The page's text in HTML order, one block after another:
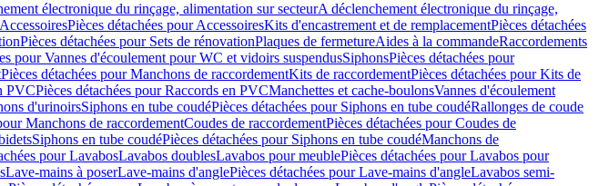
électronique du rinçage, alimentation sur secteurA déclenchement électronique du rinçage,
AccessoiresPièces détachées pour AccessoiresKits d'encastrement et de remplacementPièces détachées
Pièces détachées pour Sets de rénovationPlaques de fermetureAides à la commandeRaccordements
pour Vannes d'écoulement pour WC et vidoirs suspendusSiphonsPièces détachées pour
Pièces détachées pour Manchons de raccordementKits de raccordementPièces détachées pour Kits de
PVCPièces détachées pour Raccords en PVCManchettes et cache-boulonsVannes d'écoulement
d'urinoirsSiphons en tube coudéPièces détachées pour Siphons en tube coudéRallonges de coude
Manchons de raccordementCoudes de raccordementPièces détachées pour Coudes de
Siphons en tube coudéPièces détachées pour Siphons en tube coudéManchons de
pour LavabosLavabos doublesLavabos pour meublePièces détachées pour Lavabos pour
Lave-mains à poserLave-mains d'anglePièces détachées pour Lave-mains d'angleLavabos semi-